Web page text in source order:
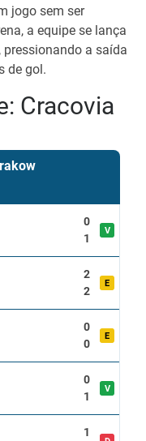
jogo sem ser
a equipe se lança
a saída
de gol.
Cracovia
0
1
V
2
2
E
0
0
E
0
1
V
1